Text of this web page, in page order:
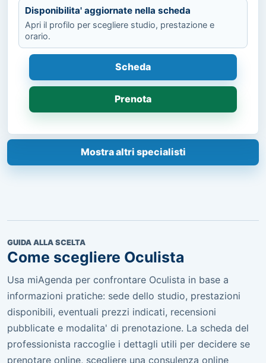
Disponibilita' aggiornate nella scheda
Apri il profilo per scegliere studio, prestazione e
orario.
Scheda
Prenota
Mostra altri specialisti
GUIDA ALLA SCELTA
Come scegliere Oculista
Usa miAgenda per confrontare Oculista in base a
informazioni pratiche: sede dello studio, prestazioni
disponibili, eventuali prezzi indicati, recensioni
pubblicate e modalita' di prenotazione. La scheda del
professionista raccoglie i dettagli utili per decidere se
prenotare online, scegliere una consulenza online